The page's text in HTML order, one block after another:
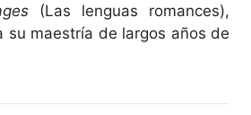
(Las lenguas romances),
su maestría de largos años de